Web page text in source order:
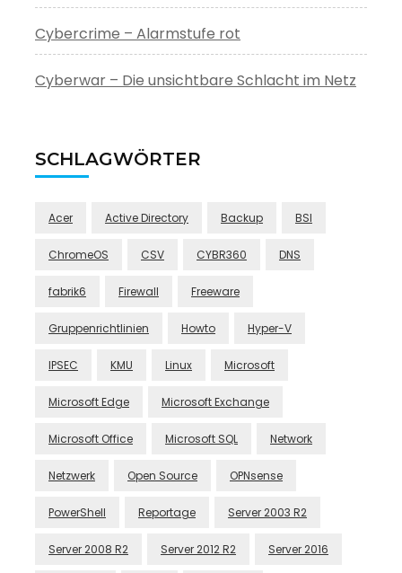
Cybercrime – Alarmstufe rot
Cyberwar – Die unsichtbare Schlacht im Netz
SCHLAGWÖRTER
Acer Active Directory Backup BSI
ChromeOS CSV CYBR360 DNS
fabrik6 Firewall Freeware
Gruppenrichtlinien Howto Hyper-V
IPSEC KMU Linux Microsoft
Microsoft Edge Microsoft Exchange
Microsoft Office Microsoft SQL Network
Netzwerk Open Source OPNsense
PowerShell Reportage Server 2003 R2
Server 2008 R2 Server 2012 R2 Server 2016